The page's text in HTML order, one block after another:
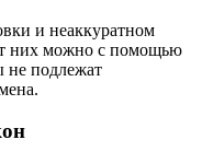
и неаккуратном
них можно с помощью
не подлежат